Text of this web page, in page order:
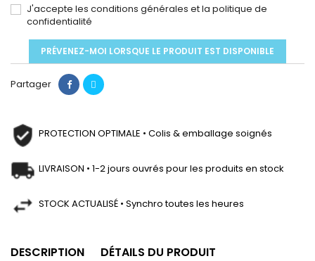
J'accepte les conditions générales et la politique de
confidentialité
PRÉVENEZ-MOI LORSQUE LE PRODUIT EST DISPONIBLE
Partager
PROTECTION OPTIMALE • Colis & emballage soignés
LIVRAISON • 1-2 jours ouvrés pour les produits en stock
STOCK ACTUALISÉ • Synchro toutes les heures
DESCRIPTION DÉTAILS DU PRODUIT